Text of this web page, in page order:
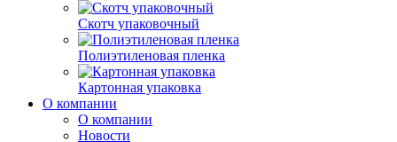
Скотч упаковочный
Полиэтиленовая пленка
Картонная упаковка
О компании
О компании
Новости